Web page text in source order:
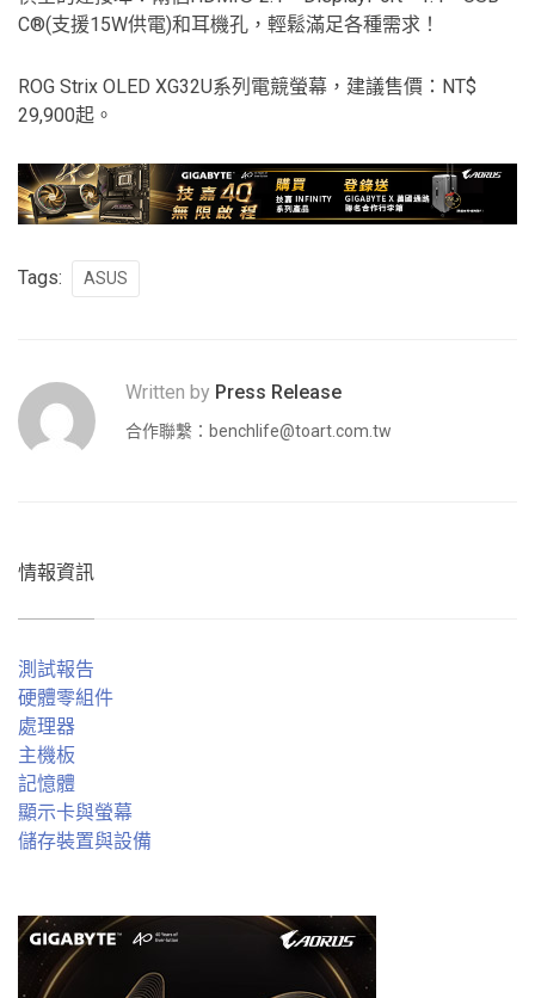
C®(支援15W供電)和耳機孔，輕鬆滿足各種需求！
ROG Strix OLED XG32U系列電競螢幕，建議售價：NT$
29,900起。
Tags: ASUS
Written by Press Release
合作聯繫： benchlife@toart.com.tw
情報資訊
測試報告
硬體零組件
處理器
主機板
記憶體
顯示卡與螢幕
儲存裝置與設備